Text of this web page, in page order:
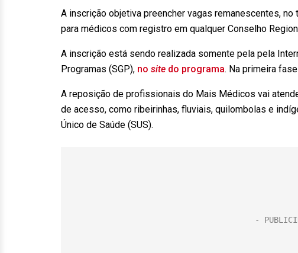
A inscrição objetiva preencher vagas remanescentes,
para médicos com registro em qualquer Conselho
A inscrição está sendo realizada somente pela pela
Programas (SGP), no site do programa. Na primeira
A reposição de profissionais do Mais Médicos vai
de acesso, como ribeirinhas, fluviais, quilombolas e
Único de Saúde (SUS).